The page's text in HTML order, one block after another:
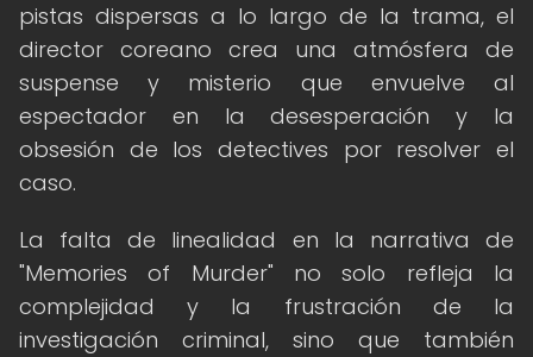
pistas dispersas a lo largo de la trama, el
director coreano crea una atmósfera de
suspense y misterio que envuelve al
espectador en la desesperación y la
obsesión de los detectives por resolver el
caso.
La falta de linealidad en la narrativa de
"Memories of Murder" no solo refleja la
complejidad y la frustración de la
investigación criminal, sino que también